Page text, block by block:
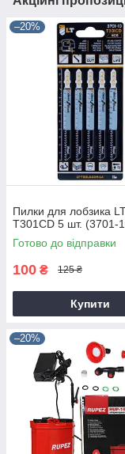
–20%
Пилки для лобзика
T301CD 5 шт. (3701-
Готово до відправки
100 ₴ 125 ₴
Купити
–20%